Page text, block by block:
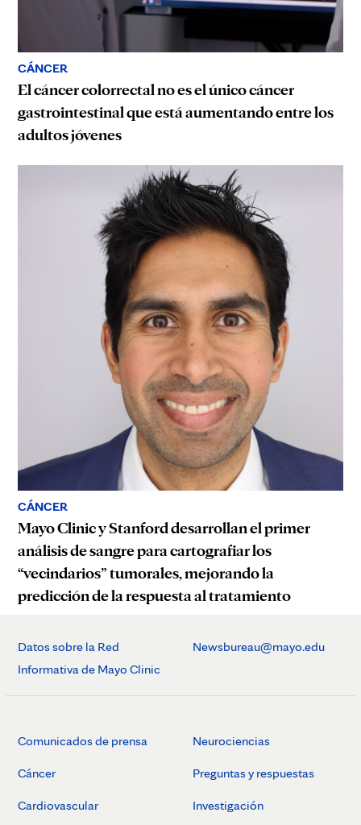
CÁNCER
El cáncer colorrectal no es el único cáncer
gastrointestinal que está aumentando entre los
adultos jóvenes
CÁNCER
Mayo Clinic y Stanford desarrollan el primer
análisis de sangre para cartografiar los
“vecindarios” tumorales, mejorando la
predicción de la respuesta al tratamiento
Datos sobre la Red
Informativa de Mayo Clinic
Newsbureau@mayo.edu
Comunicados de prensa
Cáncer
Cardiovascular
Neurociencias
Preguntas y respuestas
Investigación